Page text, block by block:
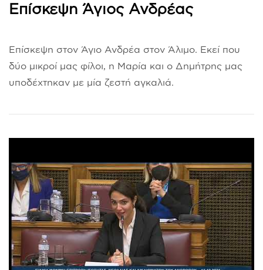
Επίσκεψη Άγιος Ανδρέας
Επίσκεψη στον Άγιο Ανδρέα στον Άλιμο. Εκεί που
δύο μικροί μας φίλοι, η Μαρία και ο Δημήτρης μας
υποδέχτηκαν με μία ζεστή αγκαλιά.